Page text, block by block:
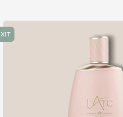
ХІТ